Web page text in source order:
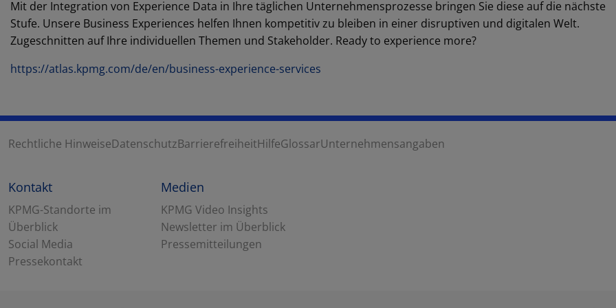
Mit der Integration von Experience Data in Ihre täglichen Unternehmensprozesse bringen Sie diese auf die nächste
Stufe. Unsere Business Experiences helfen Ihnen kompetitiv zu bleiben in einer disruptiven und digitalen Welt.
Zugeschnitten auf Ihre individuellen Themen und Stakeholder. Ready to experience more?
https://atlas.kpmg.com/de/en/business-experience-services
Rechtliche HinweiseDatenschutzBarrierefreiheitHilfeGlossarUnternehmensangaben
Kontakt
KPMG-Standorte im
Überblick
Social Media
Pressekontakt
Medien
KPMG Video Insights
Newsletter im Überblick
Pressemitteilungen